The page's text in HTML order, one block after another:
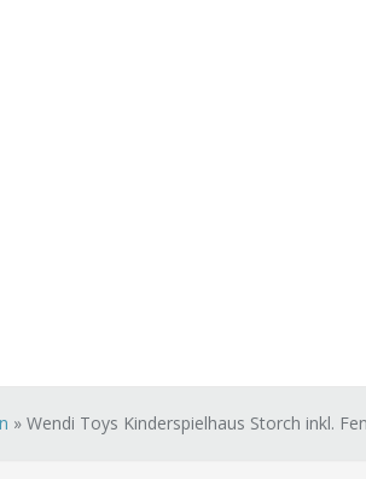
» Wendi Toys Kinderspielhaus Storch inkl.